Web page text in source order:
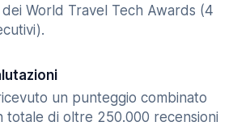
World Travel Tech Awards (4
un punteggio combinato
totale di oltre 250.000 recensioni